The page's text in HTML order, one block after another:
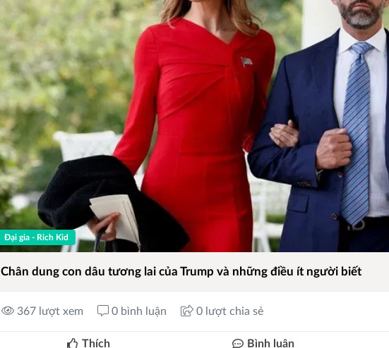
Đại gia - Rich Kid
Chân dung con dâu tương lai của Trump và những điều ít người biết
367 lượt xem 0 bình luận 0 lượt chia sẻ
Thích Bình luận